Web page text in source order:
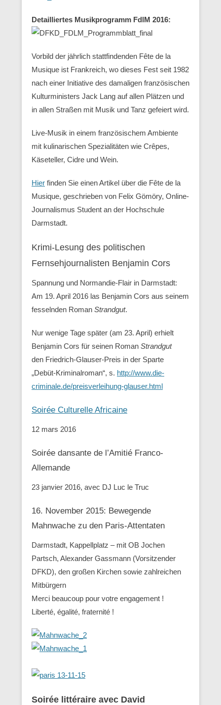
Detailliertes Musikprogramm FdlM 2016:
Vorbild der jährlich stattfindenden Fête de la
Musique ist Frankreich, wo dieses Fest seit 1982
nach einer Initiative des damaligen französischen
Kulturministers Jack Lang auf allen Plätzen und
in allen Straßen mit Musik und Tanz gefeiert wird.
Live-Musik in einem französischem Ambiente
mit kulinarischen Spezialitäten wie Crêpes,
Käseteller, Cidre und Wein.
Hier finden Sie einen Artikel über die Fête de la
Musique, geschrieben von Felix Gömöry, Online-
Journalismus Student an der Hochschule
Darmstadt.
Krimi-Lesung des politischen
Fernsehjournalisten Benjamin Cors
Spannung und Normandie-Flair in Darmstadt:
Am 19. April 2016 las Benjamin Cors aus seinem
fesselnden Roman Strandgut.
Nur wenige Tage später (am 23. April) erhielt
Benjamin Cors für seinen Roman Strandgut
den Friedrich-Glauser-Preis in der Sparte
„Debüt-Kriminalroman“, s. http://www.die-
criminale.de/preisverleihung-glauser.html
Soirée Culturelle Africaine
12 mars 2016
Soirée dansante de l’Amitié Franco-
Allemande
23 janvier 2016, avec DJ Luc le Truc
16. November 2015: Bewegende
Mahnwache zu den ‪Paris-Attentaten
Darmstadt, Kappellplatz – mit OB Jochen
Partsch, Alexander Gassmann (Vorsitzender
‪‎DFKD), den großen Kirchen sowie zahlreichen
Mitbürgern
Merci beaucoup pour votre engagement !
Liberté, égalité, fraternité !
Soirée littéraire avec David